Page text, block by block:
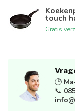
touch
Gratis
🕒
📞